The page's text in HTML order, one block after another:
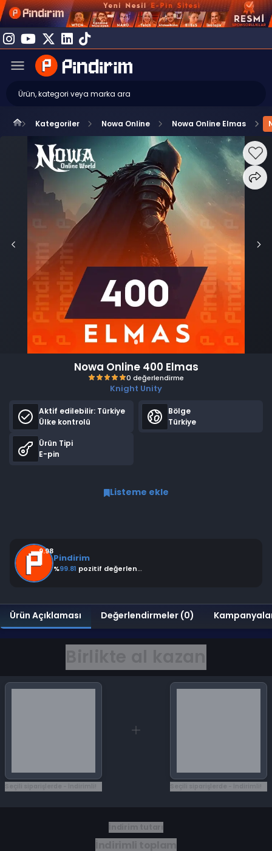
Kategoriler Nowa Online Nowa Online Elmas
Nowa Online 400 Elmas
Knight Unity
Aktif edilebilir:Türkiye
Ülke kontrolü
Bölge
Türkiye
Ürün Tipi
E-pin
Listeme ekle
9.98
Pindirim
%99.81 pozitif değerlendirme
Ürün Açıklaması Değerlendirmeler (0)